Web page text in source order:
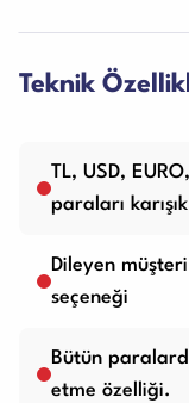
Teknik
TL, USD,
paraları
Dileyen
seçeneği
Bütün
etme özelliği.